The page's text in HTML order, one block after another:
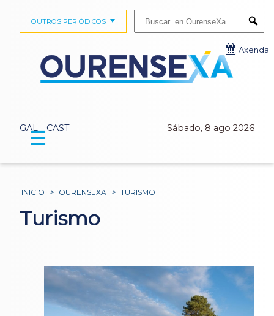
GAL CAST Sábado, 8 ago 2026
OUTROS PERIÓDICOS
Axenda
☰
INICIO > OURENSEXA > TURISMO
Turismo